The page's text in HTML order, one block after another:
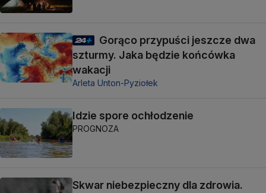
Gorąco przypuści jeszcze dwa
szturmy. Jaka będzie końcówka
wakacji
Arleta Unton-Pyziołek
Idzie spore ochłodzenie
PROGNOZA
Skwar niebezpieczny dla zdrowia.